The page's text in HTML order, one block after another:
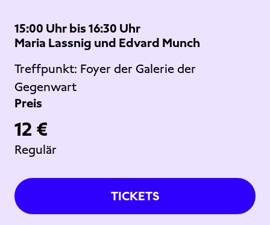
15:00 Uhr bis 16:30 Uhr
Maria Lassnig und Edvard Munch
Treffpunkt: Foyer der Galerie der
Gegenwart
Preis
12 €
Regulär
TICKETS